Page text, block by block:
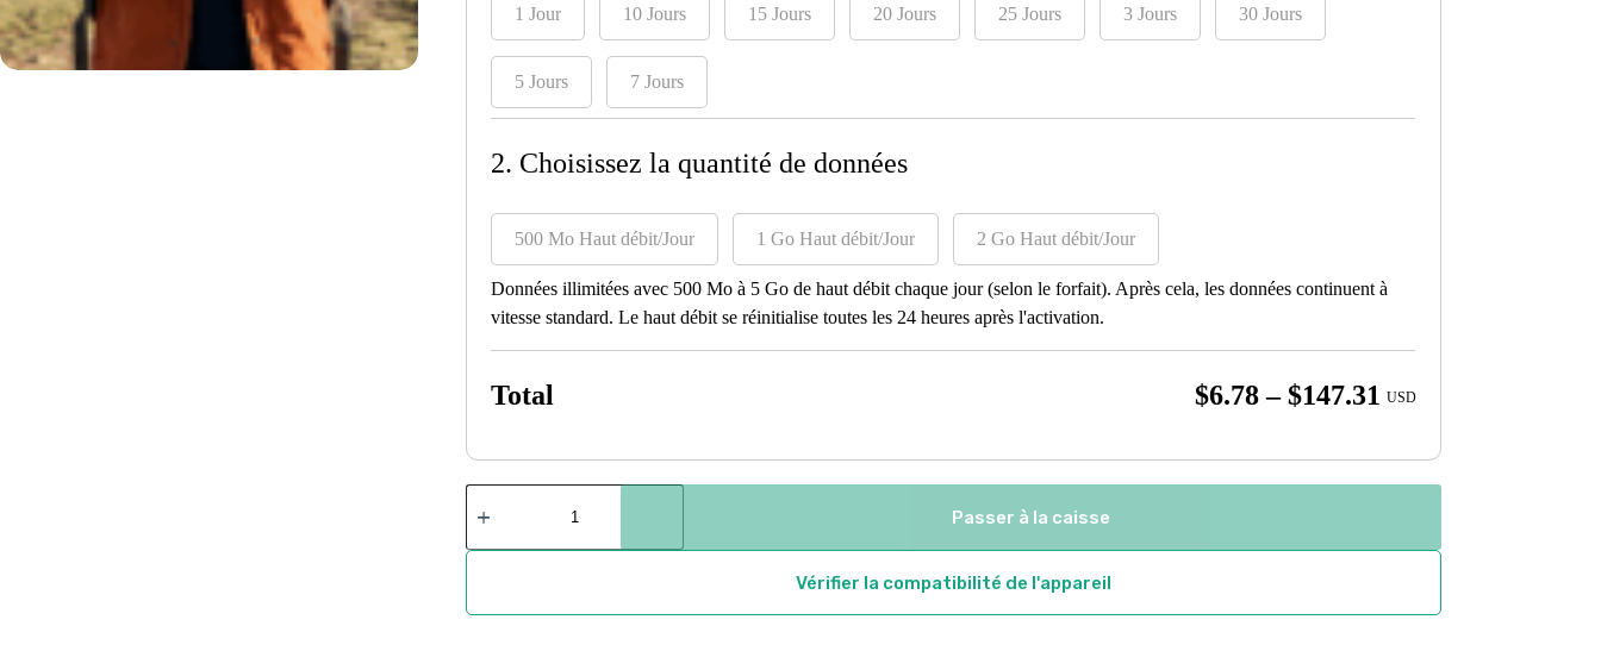
1 Jour 10 Jours 15 Jours 20 Jours 25 Jours 3 Jours 30 Jours
5 Jours 7 Jours
2. Choisissez la quantité de données
500 Mo Haut débit/Jour 1 Go Haut débit/Jour 2 Go Haut débit/Jour
Données illimitées avec 500 Mo à 5 Go de haut débit chaque jour (selon le forfait). Après cela, les données continuent à
vitesse standard. Le haut débit se réinitialise toutes les 24 heures après l'activation.
Total $6.78 – $147.31 Price
$6.78
through
USD
Mongolie
quantity
Passer à la caisse
Vérifier la compatibilité de l'appareil